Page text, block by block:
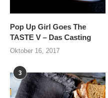
Pop Up Girl Goes The
TASTE V – Das Casting
Oktober 16, 2017
3